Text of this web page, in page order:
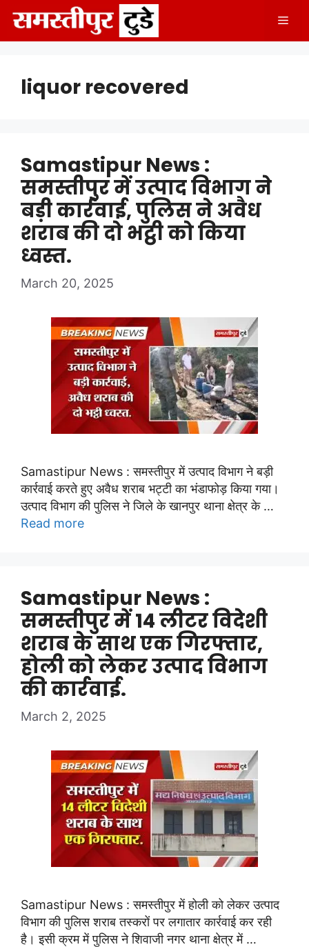
content
liquor recovered
Samastipur News :
समस्तीपुर में उत्पाद विभाग ने
बड़ी कार्रवाई, पुलिस ने अवैध
शराब की दो भट्ठी को किया
ध्वस्त.
March 20, 2025
Samastipur News : समस्तीपुर में उत्पाद विभाग ने बड़ी
कार्रवाई करते हुए अवैध शराब भट्टी का भंडाफोड़ किया गया।
उत्पाद विभाग की पुलिस ने जिले के खानपुर थाना क्षेत्र के …
Read more
Samastipur News :
समस्तीपुर में 14 लीटर विदेशी
शराब के साथ एक गिरफ्तार,
होली को लेकर उत्पाद विभाग
की कार्रवाई.
March 2, 2025
Samastipur News : समस्तीपुर में होली को लेकर उत्पाद
विभाग की पुलिस शराब तस्करों पर लगातार कार्रवाई कर रही
है। इसी क्रम में पुलिस ने शिवाजी नगर थाना क्षेत्र में …